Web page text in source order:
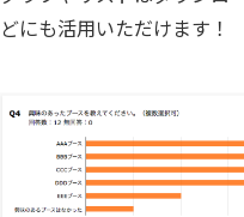
どにも活用いただけます！